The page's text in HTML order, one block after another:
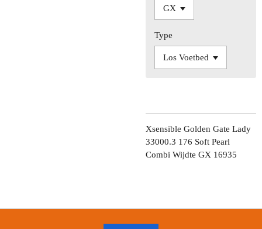
Type
Xsensible Golden Gate Lady
33000.3 176 Soft Pearl
Combi Wijdte GX 16935